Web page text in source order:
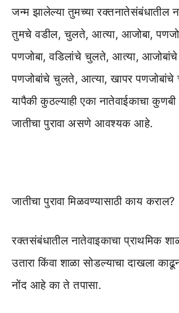
जन्म झालेल्या तुमच्या रक्तनातेसंबंधातील
तुमचे वडील, चुलते, आत्या, आजोबा,
पणजोबा, वडिलांचे चुलते, आत्या,
पणजोबांचे चुलते, आत्या, खापर
यापैकी कुठल्याही एका नातेवाईकाचा कुणबी
जातीचा पुरावा असणे आवश्यक आहे.
जातीचा पुरावा मिळवण्यासाठी काय कराल?
रक्तसंबंधातील नातेवाइकाचा प्राथमिक
उतारा किंवा शाळा सोडल्याचा दाखला
नोंद आहे का ते तपासा.